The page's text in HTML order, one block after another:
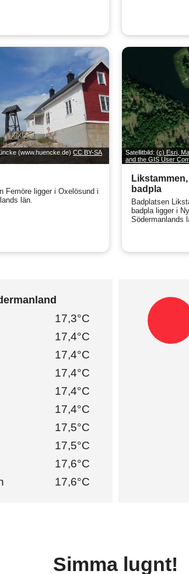
(www.huencke.de)CC BY-SA
Femöre ligger i Oxelösund i
län.
Satellitbild: (c) Esri,
and the GIS User
badpla
Badplatsen
badpla ligger i
Södermanlands
17,3°C
17,4°C
17,4°C
17,4°C
17,4°C
17,4°C
17,5°C
17,5°C
17,6°C
17,6°C
Simma lugnt!